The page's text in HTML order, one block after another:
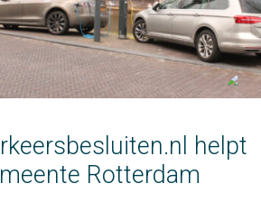
helpt
Rotterdam